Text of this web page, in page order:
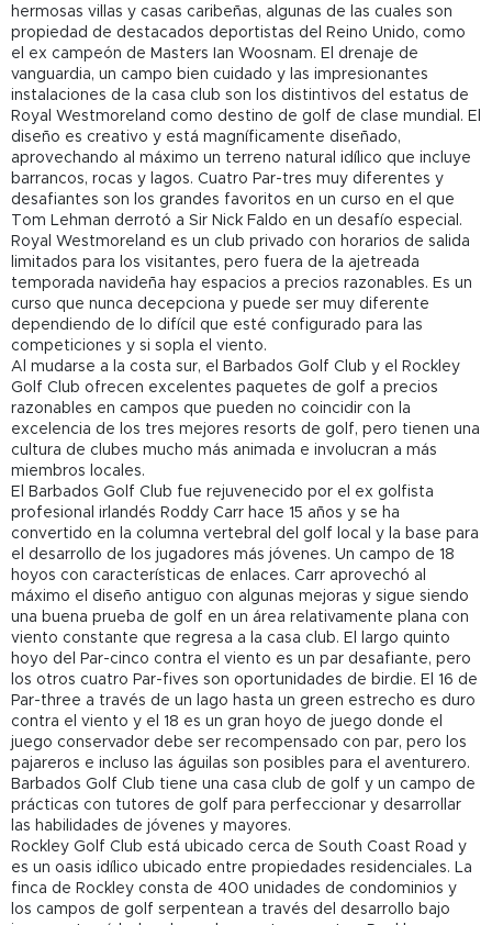
hermosas villas y casas caribeñas, algunas de las cuales son
propiedad de destacados deportistas del Reino Unido, como
el ex campeón de Masters Ian Woosnam. El drenaje de
vanguardia, un campo bien cuidado y las impresionantes
instalaciones de la casa club son los distintivos del estatus de
Royal Westmoreland como destino de golf de clase mundial. El
diseño es creativo y está magníficamente diseñado,
aprovechando al máximo un terreno natural idílico que incluye
barrancos, rocas y lagos. Cuatro Par-tres muy diferentes y
desafiantes son los grandes favoritos en un curso en el que
Tom Lehman derrotó a Sir Nick Faldo en un desafío especial.
Royal Westmoreland es un club privado con horarios de salida
limitados para los visitantes, pero fuera de la ajetreada
temporada navideña hay espacios a precios razonables. Es un
curso que nunca decepciona y puede ser muy diferente
dependiendo de lo difícil que esté configurado para las
competiciones y si sopla el viento.
Al mudarse a la costa sur, el Barbados Golf Club y el Rockley
Golf Club ofrecen excelentes paquetes de golf a precios
razonables en campos que pueden no coincidir con la
excelencia de los tres mejores resorts de golf, pero tienen una
cultura de clubes mucho más animada e involucran a más
miembros locales.
El Barbados Golf Club fue rejuvenecido por el ex golfista
profesional irlandés Roddy Carr hace 15 años y se ha
convertido en la columna vertebral del golf local y la base para
el desarrollo de los jugadores más jóvenes. Un campo de 18
hoyos con características de enlaces. Carr aprovechó al
máximo el diseño antiguo con algunas mejoras y sigue siendo
una buena prueba de golf en un área relativamente plana con
viento constante que regresa a la casa club. El largo quinto
hoyo del Par-cinco contra el viento es un par desafiante, pero
los otros cuatro Par-fives son oportunidades de birdie. El 16 de
Par-three a través de un lago hasta un green estrecho es duro
contra el viento y el 18 es un gran hoyo de juego donde el
juego conservador debe ser recompensado con par, pero los
pajareros e incluso las águilas son posibles para el aventurero.
Barbados Golf Club tiene una casa club de golf y un campo de
prácticas con tutores de golf para perfeccionar y desarrollar
las habilidades de jóvenes y mayores.
Rockley Golf Club está ubicado cerca de South Coast Road y
es un oasis idílico ubicado entre propiedades residenciales. La
finca de Rockley consta de 400 unidades de condominios y
los campos de golf serpentean a través del desarrollo bajo